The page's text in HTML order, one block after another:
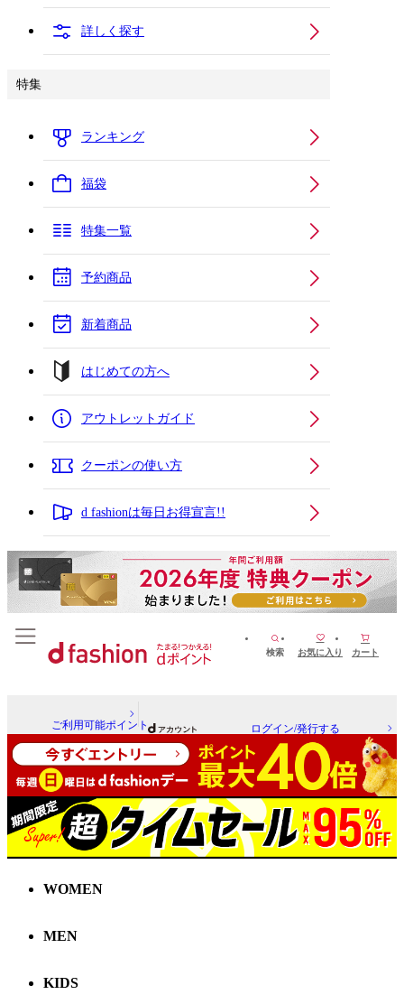
詳しく探す
特集
ランキング
福袋
特集一覧
予約商品
新着商品
はじめての方へ
アウトレットガイド
クーポンの使い方
d fashionは毎日お得宣言!!
検索 お気に入り カート
ご利用可能ポイント ログイン/発行する
WOMEN
MEN
KIDS